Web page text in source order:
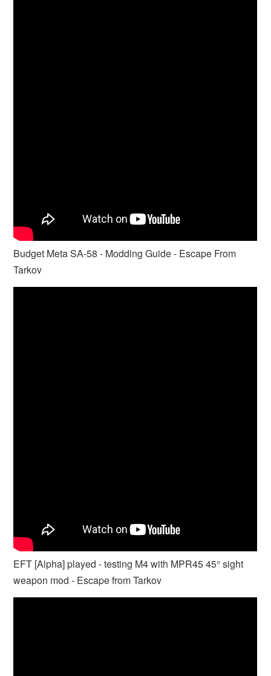
Budget Meta SA-58 - Modding Guide - Escape From
Tarkov
EFT [Alpha] played - testing M4 with MPR45 45° sight
weapon mod - Escape from Tarkov